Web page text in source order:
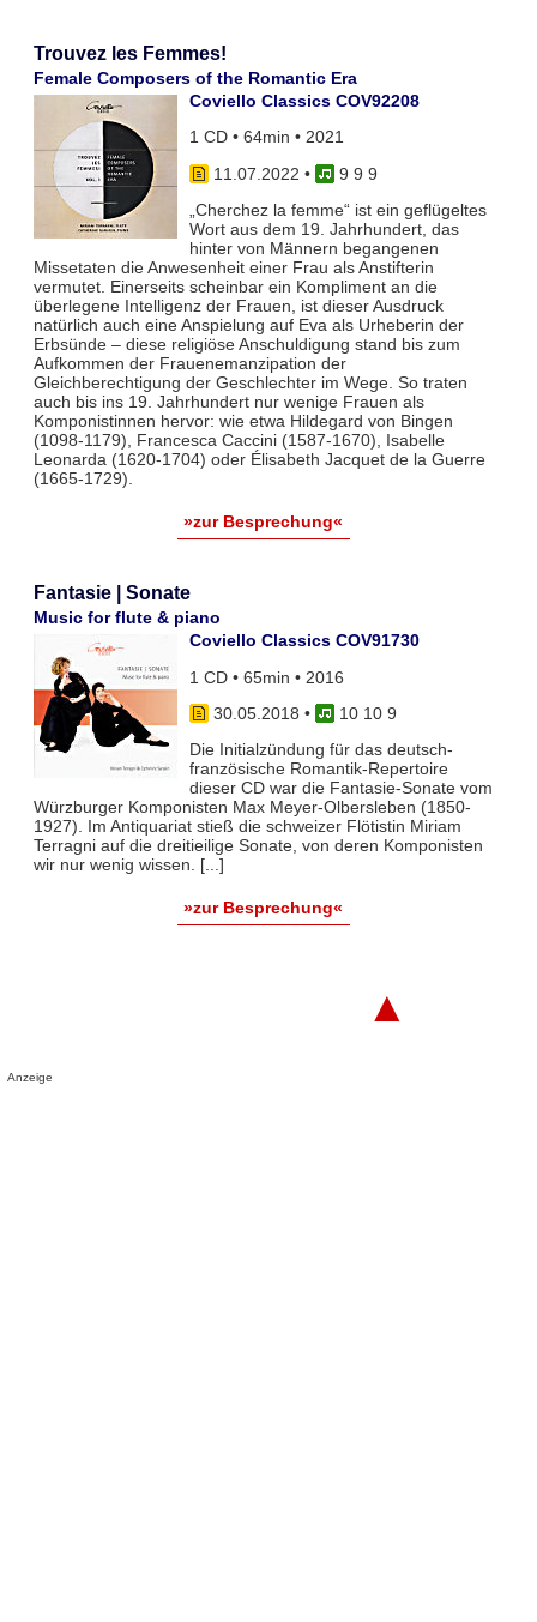
Trouvez les Femmes!
Female Composers of the Romantic Era
Coviello Classics COV92208
1 CD • 64min • 2021
11.07.2022 •
9 9 9
„Cherchez la femme“ ist ein geflügeltes
Wort aus dem 19. Jahrhundert, das
hinter von Männern begangenen
Missetaten die Anwesenheit einer Frau als Anstifterin
vermutet. Einerseits scheinbar ein Kompliment an die
überlegene Intelligenz der Frauen, ist dieser Ausdruck
natürlich auch eine Anspielung auf Eva als Urheberin der
Erbsünde – diese religiöse Anschuldigung stand bis zum
Aufkommen der Frauenemanzipation der
Gleichberechtigung der Geschlechter im Wege. So traten
auch bis ins 19. Jahrhundert nur wenige Frauen als
Komponistinnen hervor: wie etwa Hildegard von Bingen
(1098-1179), Francesca Caccini (1587-1670), Isabelle
Leonarda (1620-1704) oder Élisabeth Jacquet de la Guerre
(1665-1729).
»zur Besprechung«
Fantasie | Sonate
Music for flute & piano
Coviello Classics COV91730
1 CD • 65min • 2016
30.05.2018 •
10 10 9
Die Initialzündung für das deutsch-
französische Romantik-Repertoire
dieser CD war die Fantasie-Sonate vom
Würzburger Komponisten Max Meyer-Olbersleben (1850-
1927). Im Antiquariat stieß die schweizer Flötistin Miriam
Terragni auf die dreitieilige Sonate, von deren Komponisten
wir nur wenig wissen. [...]
»zur Besprechung«
▲
Anzeige